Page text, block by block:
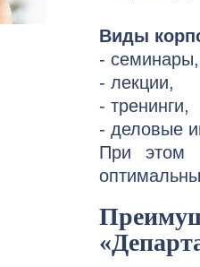
Виды
- семинары,
- лекции,
- тренинги,
- деловые
При этом